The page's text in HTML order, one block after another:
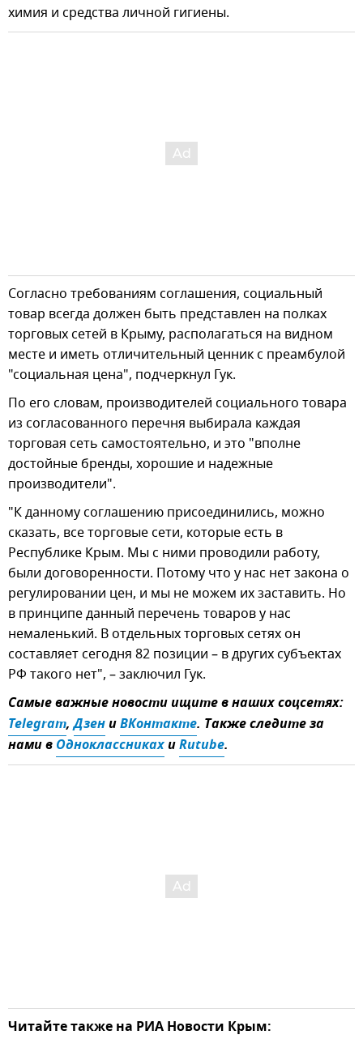
химия и средства личной гигиены.
Согласно требованиям соглашения, социальный
товар всегда должен быть представлен на полках
торговых сетей в Крыму, располагаться на видном
месте и иметь отличительный ценник с преамбулой
"социальная цена", подчеркнул Гук.
По его словам, производителей социального товара
из согласованного перечня выбирала каждая
торговая сеть самостоятельно, и это "вполне
достойные бренды, хорошие и надежные
производители".
"К данному соглашению присоединились, можно
сказать, все торговые сети, которые есть в
Республике Крым. Мы с ними проводили работу,
были договоренности. Потому что у нас нет закона о
регулировании цен, и мы не можем их заставить. Но
в принципе данный перечень товаров у нас
немаленький. В отдельных торговых сетях он
составляет сегодня 82 позиции – в других субъектах
РФ такого нет", – заключил Гук.
Самые важные новости ищите в наших соцсетях:
Telegram,ДзениВКонтакте. Также следите за
нами вОдноклассникахиRutube.
Читайте также на РИА Новости Крым: